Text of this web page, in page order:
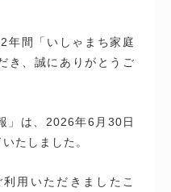
年間「いしゃまち家庭
き、誠にありがとうご
」は、2026年6月30日
たしました。
用いただきましたこ